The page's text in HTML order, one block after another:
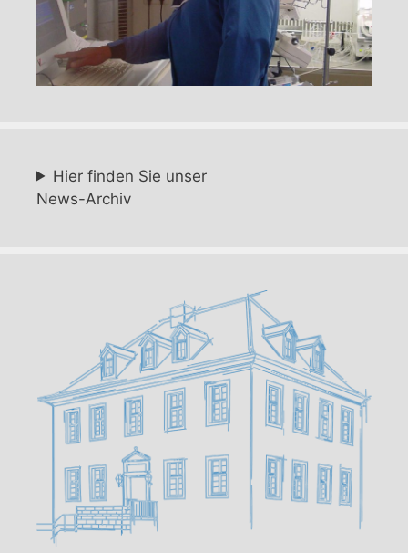
Hier finden Sie unser
News-Archiv